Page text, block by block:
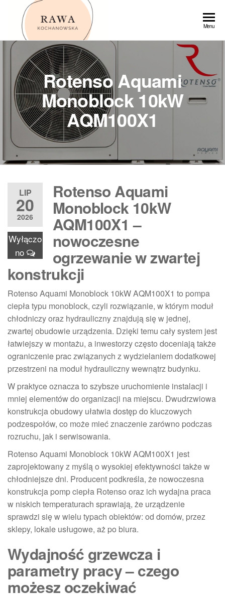
Przejdź
Menu
Rotenso Aquami
Monoblock 10kW
AQM100X1
LIP
20
2026
Wyłączo
no
Rotenso Aquami
Monoblock 10kW
AQM100X1 –
nowoczesne
ogrzewanie w zwartej
konstrukcji
Rotenso Aquami Monoblock 10kW AQM100X1 to pompa
ciepła typu monoblock, czyli rozwiązanie, w którym moduł
chłodniczy oraz hydrauliczny znajdują się w jednej,
zwartej obudowie urządzenia. Dzięki temu cały system jest
łatwiejszy w montażu, a inwestorzy często doceniają także
ograniczenie prac związanych z wydzielaniem dodatkowej
przestrzeni na moduł hydrauliczny wewnątrz budynku.
W praktyce oznacza to szybsze uruchomienie instalacji i
mniej elementów do organizacji na miejscu. Dwudrzwiowa
konstrukcja obudowy ułatwia dostęp do kluczowych
podzespołów, co może mieć znaczenie zarówno podczas
rozruchu, jak i serwisowania.
Rotenso Aquami Monoblock 10kW AQM100X1 jest
zaprojektowany z myślą o wysokiej efektywności także w
chłodniejsze dni. Producent podkreśla, że nowoczesna
konstrukcja pomp ciepła Rotenso oraz ich wydajna praca
w niskich temperaturach sprawiają, że urządzenie
sprawdzi się w wielu typach obiektów: od domów, przez
sklepy, lokale usługowe, aż po biura.
Wydajność grzewcza i
parametry pracy – czego
możesz oczekiwać